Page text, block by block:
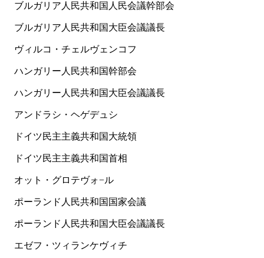
ブルガリア人民共和国人民会議幹部会
ブルガリア人民共和国大臣会議議長
ヴィルコ・チェルヴェンコフ
ハンガリー人民共和国幹部会
ハンガリー人民共和国大臣会議議長
アンドラシ・ヘゲデュシ
ドイツ民主主義共和国大統領
ドイツ民主主義共和国首相
オット・グロテヴォ−ル
ポーランド人民共和国国家会議
ポーランド人民共和国大臣会議議長
エゼフ・ツィランケヴィチ